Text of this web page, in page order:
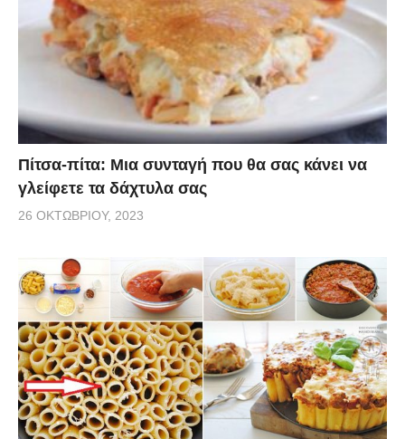
Πίτσα-πίτα: Μια συνταγή που θα σας κάνει να
γλείφετε τα δάχτυλα σας
26 ΟΚΤΩΒΡΊΟΥ, 2023